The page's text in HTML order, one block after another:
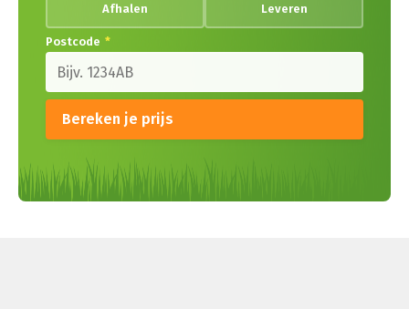
Afhalen Leveren
Postcode *
Bereken je prijs